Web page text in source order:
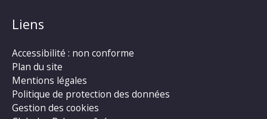
Liens
Accessibilité : non conforme
Plan du site
Mentions légales
Politique de protection des données
Gestion des cookies